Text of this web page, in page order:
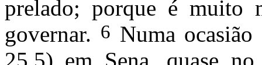
prelado; porque é muito
governar. 6 Numa
25,5) em Sena, quase